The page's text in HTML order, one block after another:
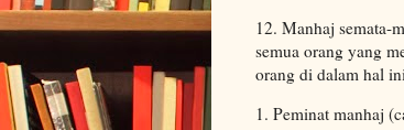
12. Manhaj semata-
semua orang yang
orang di dalam hal
1. Peminat manhaj